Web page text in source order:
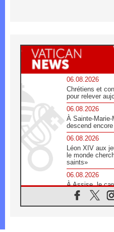
06.08.2026
Chrétiens et
pour relever
06.08.2026
À Sainte-
descend
06.08.2026
Léon XIV aux
le monde
saints»
06.08.2026
À Assise, le
«les chrétiens
06.08.2026